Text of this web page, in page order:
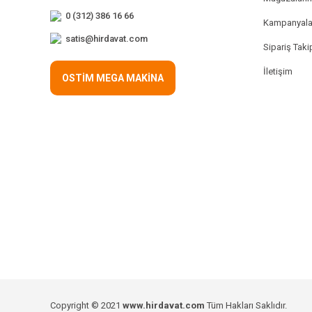
0 (312) 386 16 66
satis@hirdavat.com
OSTİM MEGA MAKİNA
Sipariş
İletişim
Copyright © 2021 www.hirdavat.com Tüm Hakları Saklıdır.